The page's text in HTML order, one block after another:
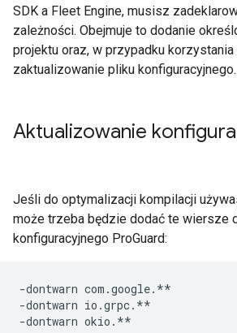
SDK a Fleet Engine, musisz
zależności. Obejmuje to dodanie
projektu oraz, w przypadku korzystania
zaktualizowanie pliku konfiguracyjnego.
Aktualizowanie
Jeśli do optymalizacji kompilacji
może trzeba będzie dodać te wiersze
konfiguracyjnego ProGuard:
-dontwarn com.google.**
-dontwarn io.grpc.**